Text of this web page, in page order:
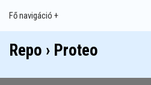
Main
navigation
Fő navigáció +
Index
Publikációk
Szakdolgozatok
Képek
Szerzők
Repo › Proteo